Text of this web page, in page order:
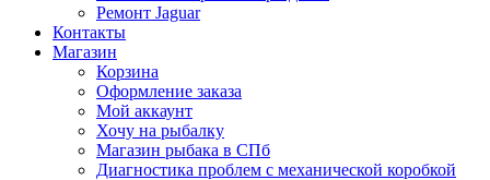
Ремонт Jaguar
Контакты
Магазин
Корзина
Оформление заказа
Мой аккаунт
Хочу на рыбалку
Магазин рыбака в СПб
Диагностика проблем с механической коробкой